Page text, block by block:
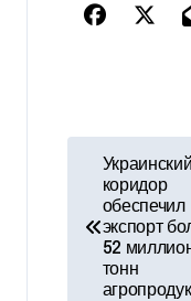
Украинский
коридор
обеспечил
экспорт
52
тонн